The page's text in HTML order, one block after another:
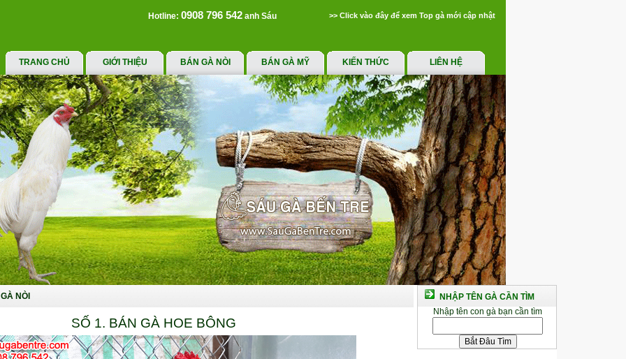
Hotline: 0908 796 542 anh Sáu >> Click vào đây để xem Top gà mới cập nhật
TRANG CHỦ GIỚI THIỆU BÁN GÀ NÒI BÁN GÀ MỸ KIẾN THỨC LIÊN HỆ
NÒI
SỐ 1. BÁN GÀ HOE BÔNG
NHẬP TÊN GÀ CẦN TÌM
Nhập tên con gà bạn cần tìm